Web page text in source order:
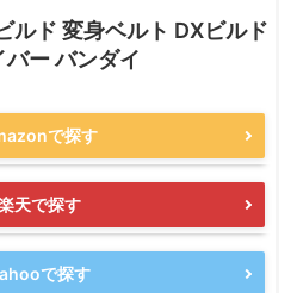
ルド 変身ベルト DXビルド
バー バンダイ
で探す
天で探す
で探す